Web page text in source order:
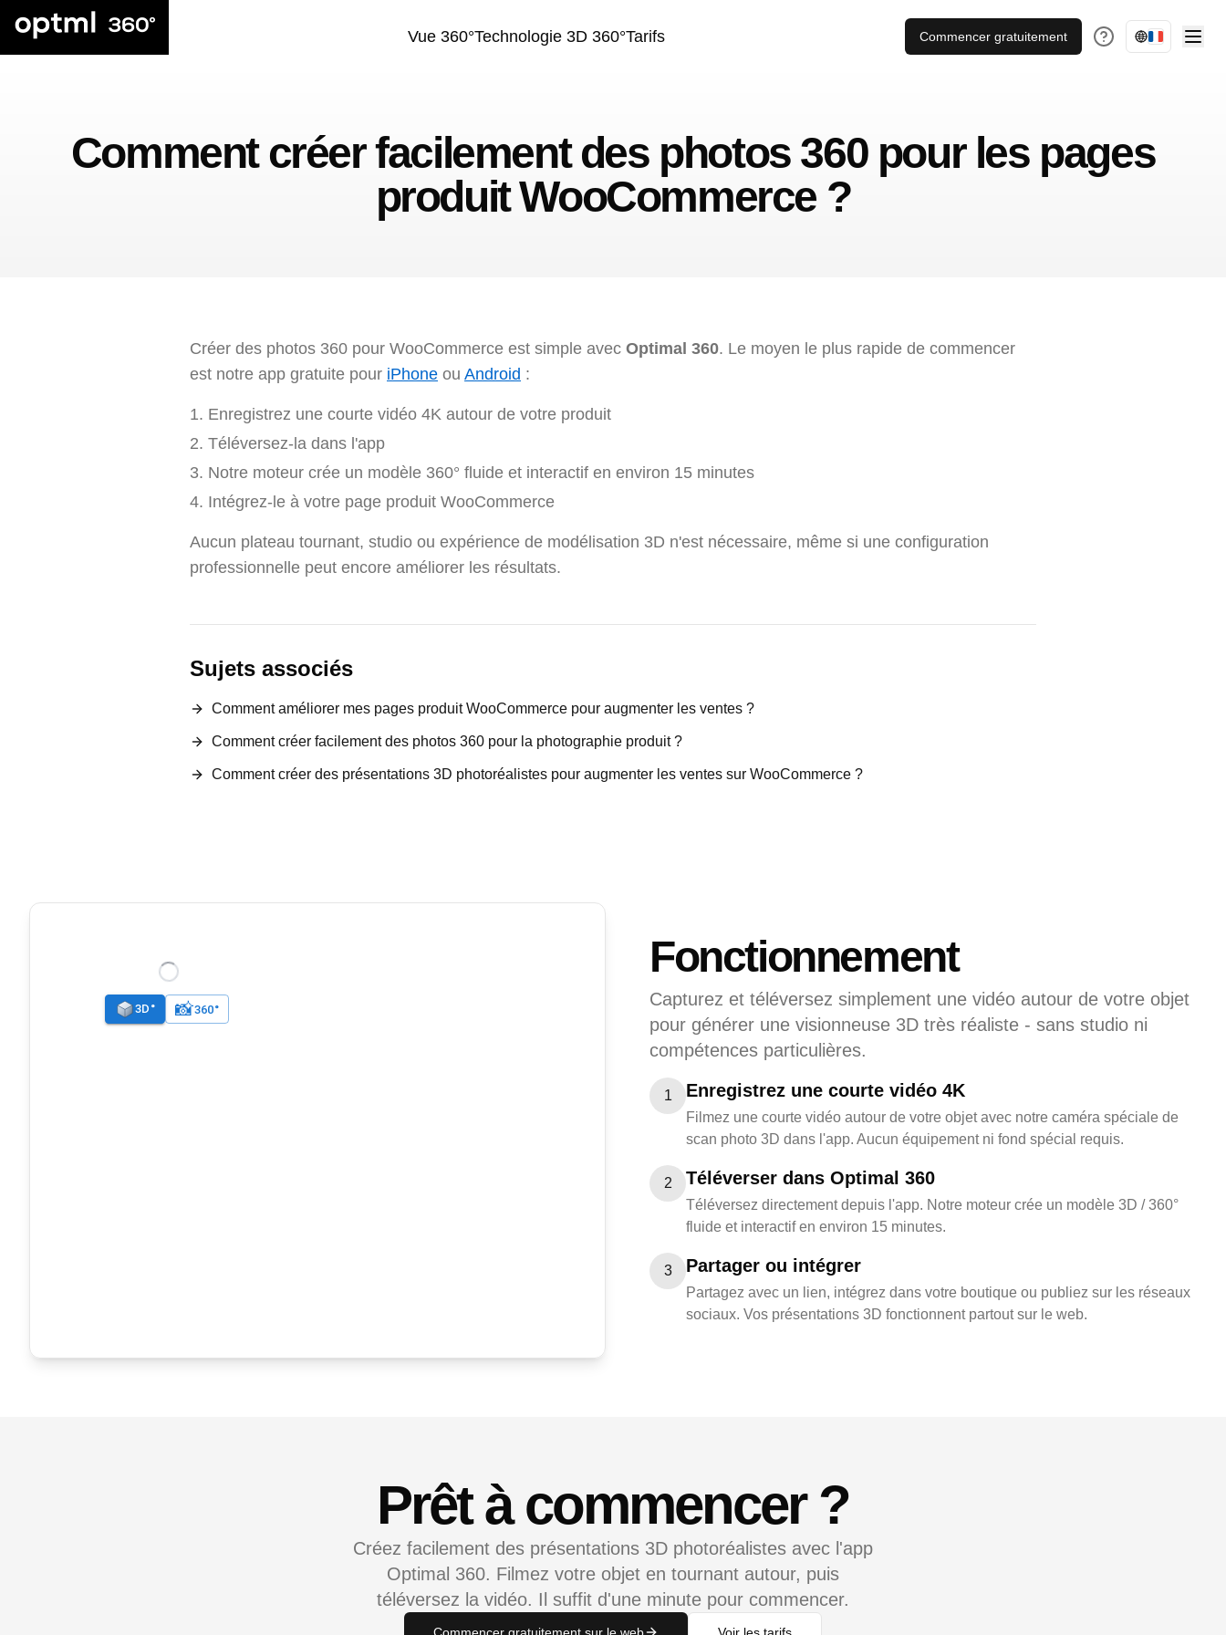
Vue 360°Technologie 3D 360°Tarifs Commencer gratuitement
Comment créer facilement des photos 360 pour les pages
produit WooCommerce ?
Créer des photos 360 pour WooCommerce est simple avec Optimal 360. Le moyen le plus rapide de commencer
est notre app gratuite pour iPhone ou Android :
Enregistrez une courte vidéo 4K autour de votre produit
Téléversez-la dans l'app
Notre moteur crée un modèle 360° fluide et interactif en environ 15 minutes
Intégrez-le à votre page produit WooCommerce
Aucun plateau tournant, studio ou expérience de modélisation 3D n'est nécessaire, même si une configuration
professionnelle peut encore améliorer les résultats.
Sujets associés
Comment améliorer mes pages produit WooCommerce pour augmenter les ventes ?
Comment créer facilement des photos 360 pour la photographie produit ?
Comment créer des présentations 3D photoréalistes pour augmenter les ventes sur WooCommerce ?
Fonctionnement
Capturez et téléversez simplement une vidéo autour de votre objet
pour générer une visionneuse 3D très réaliste - sans studio ni
compétences particulières.
1 Enregistrez une courte vidéo 4K
Filmez une courte vidéo autour de votre objet avec notre caméra spéciale de
scan photo 3D dans l'app. Aucun équipement ni fond spécial requis.
2 Téléverser dans Optimal 360
Téléversez directement depuis l'app. Notre moteur crée un modèle 3D / 360°
fluide et interactif en environ 15 minutes.
3 Partager ou intégrer
Partagez avec un lien, intégrez dans votre boutique ou publiez sur les réseaux
sociaux. Vos présentations 3D fonctionnent partout sur le web.
Prêt à commencer ?
Créez facilement des présentations 3D photoréalistes avec l'app
Optimal 360. Filmez votre objet en tournant autour, puis
téléversez la vidéo. Il suffit d'une minute pour commencer.